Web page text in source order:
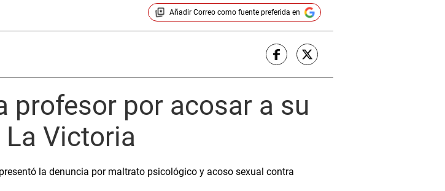
Añadir Correocomo fuente preferida en
profesor por acosar a su
Victoria
la denuncia por maltrato psicológico y acoso sexual contra